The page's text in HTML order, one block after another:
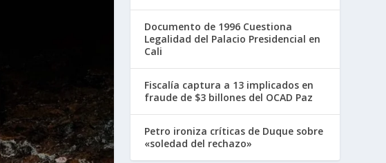
Documento de 1996 Cuestiona
Legalidad del Palacio Presidencial en
Cali
Fiscalía captura a 13 implicados en
fraude de $3 billones del OCAD Paz
Petro ironiza críticas de Duque sobre
«soledad del rechazo»